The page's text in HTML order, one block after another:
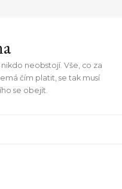
neobstojí. Vše, co za
čím platit, se tak musí
se obejít.